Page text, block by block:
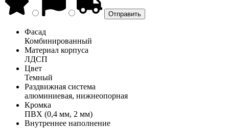
Фасад
Комбинированный
Материал корпуса
ЛДСП
Цвет
Темный
Раздвижная система
алюминиевая, нижнеопорная
Кромка
ПВХ (0,4 мм, 2 мм)
Внутреннее наполнение